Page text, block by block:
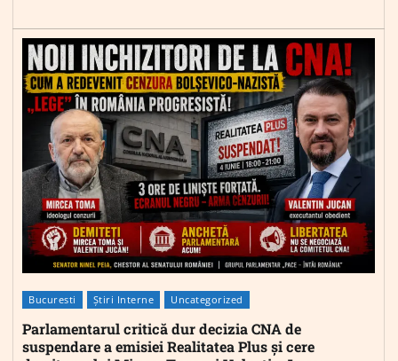
Bucuresti Știri Interne Uncategorized
Parlamentarul critică dur decizia CNA de
suspendare a emisiei Realitatea Plus și cere